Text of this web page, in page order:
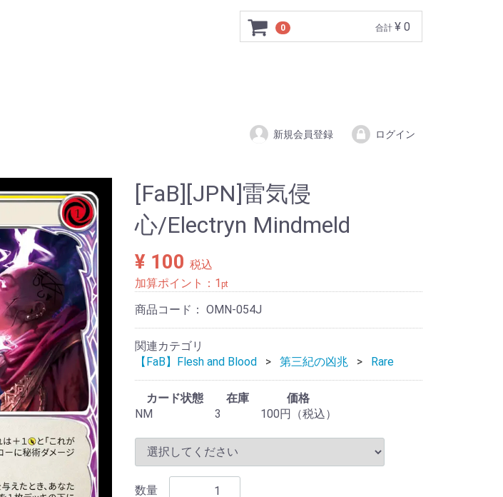
新規会員登録 ログイン
0 合計 ¥ 0
[FaB][JPN]雷気侵
心/Electryn Mindmeld
¥ 100 税込
加算ポイント： 1 pt
商品コード： OMN-054J
関連カテゴリ
【FaB】Flesh and Blood
第三紀の凶兆 Rare
カード状態 在庫
価格
NM
3 100円（税込）
数量